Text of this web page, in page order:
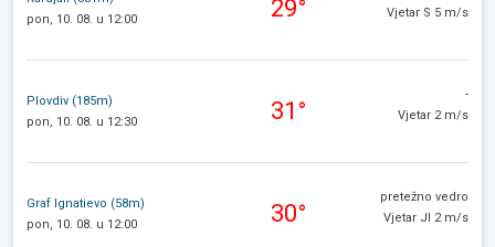
pon, 10. 08. u 12:00
29° Vjetar S 5 m/s
Plovdiv (185m)
pon, 10. 08. u 12:30
31°
-
Vjetar 2 m/s
Graf Ignatievo (58m)
pon, 10. 08. u 12:00
30°
pretežno vedro
Vjetar JI 2 m/s